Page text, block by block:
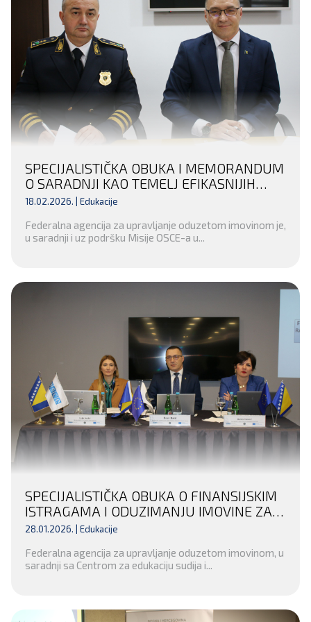
SPECIJALISTIČKA OBUKA I MEMORANDUM
O SARADNJI KAO TEMELJ EFIKASNIJIH
FINANSIJSKIH ISTRAGA U TUZLANSKOM
18.02.2026. | Edukacije
Federalna agencija za upravljanje oduzetom imovinom je,
u saradnji i uz podršku Misije OSCE-a u...
SPECIJALISTIČKA OBUKA O FINANSIJSKIM
ISTRAGAMA I ODUZIMANJU IMOVINE ZA
INSTITUCIJE UNSKO-SANSKOG KANTONA
OPĆINSKIM SUDOM U BIHAĆU
28.01.2026. | Edukacije
Federalna agencija za upravljanje oduzetom imovinom, u
saradnji sa Centrom za edukaciju sudija i...